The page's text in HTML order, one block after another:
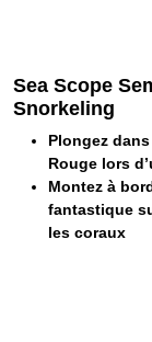
Sea Scope
Snorkeling
Plongez
Rouge lors
Montez à
fantastique
les coraux